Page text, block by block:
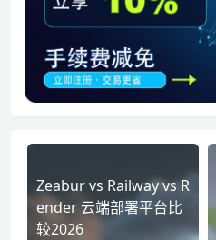
Zeabur vs Railway vs R
ender 云端部署平台比
较2026